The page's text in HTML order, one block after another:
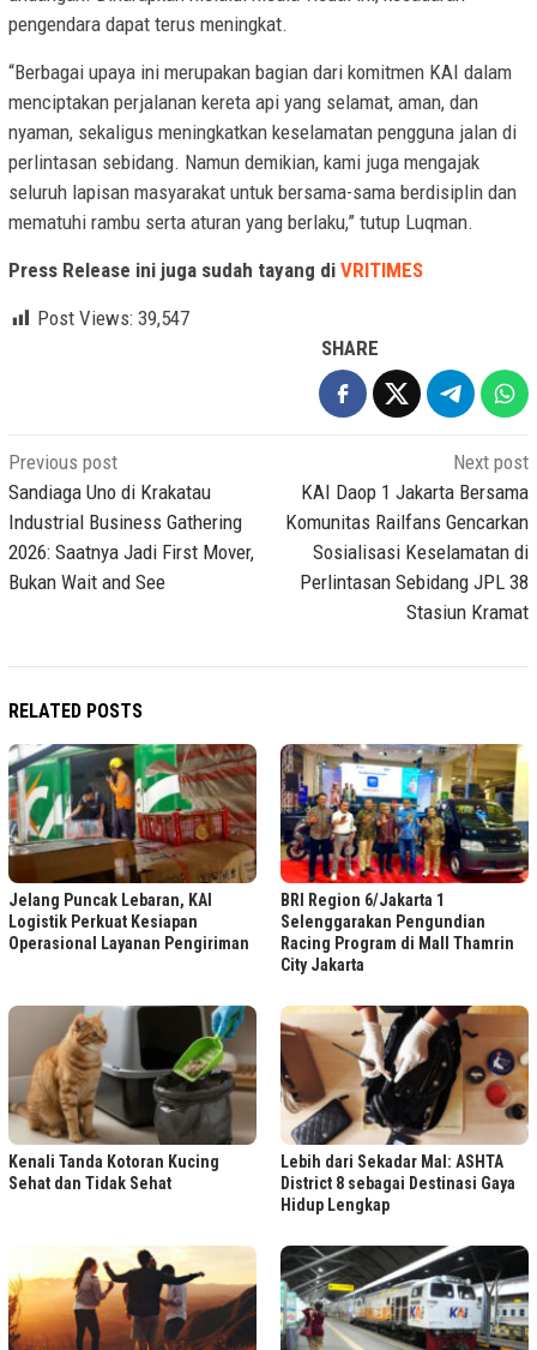
pengendara dapat terus meningkat.
“Berbagai upaya ini merupakan bagian dari komitmen KAI dalam
menciptakan perjalanan kereta api yang selamat, aman, dan
nyaman, sekaligus meningkatkan keselamatan pengguna jalan di
perlintasan sebidang. Namun demikian, kami juga mengajak
seluruh lapisan masyarakat untuk bersama-sama berdisiplin dan
mematuhi rambu serta aturan yang berlaku,” tutup Luqman.
Press Release ini juga sudah tayang di VRITIMES
Post Views: 39,547
SHARE
Post
navigation
Previous post
Sandiaga Uno di Krakatau
Industrial Business Gathering
2026: Saatnya Jadi First Mover,
Bukan Wait and See
Next post
KAI Daop 1 Jakarta Bersama
Komunitas Railfans Gencarkan
Sosialisasi Keselamatan di
Perlintasan Sebidang JPL 38
Stasiun Kramat
RELATED POSTS
Jelang Puncak Lebaran, KAI
Logistik Perkuat Kesiapan
Operasional Layanan Pengiriman
BRI Region 6/Jakarta 1
Selenggarakan Pengundian
Racing Program di Mall Thamrin
City Jakarta
Kenali Tanda Kotoran Kucing
Sehat dan Tidak Sehat
Lebih dari Sekadar Mal: ASHTA
District 8 sebagai Destinasi Gaya
Hidup Lengkap